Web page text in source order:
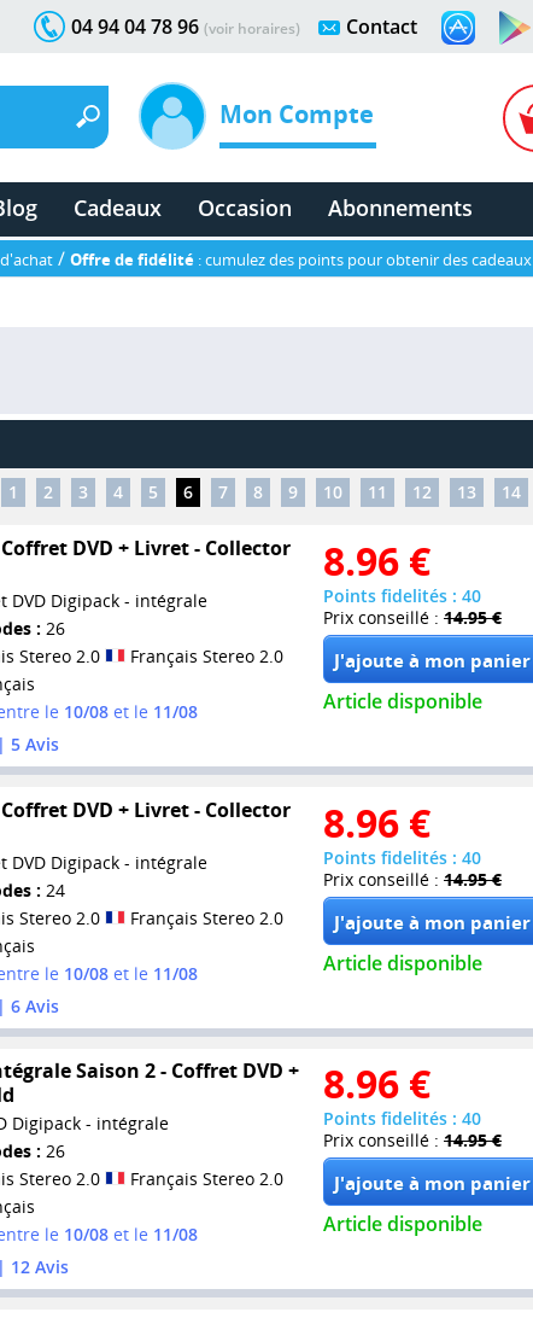
Contact
04 94 04 78 96 (voir horaires)
Mon Compte
Cadeaux Occasion Abonnements
/ Offre de fidélité : cumulez des points pour obtenir des cadeaux
1 2 3 4 5 6 7 8 9 10 11 12 13 14
DVD + Livret - Collector
DVD Digipack - intégrale
: 26
Stereo 2.0
Français Stereo 2.0
le 10/08et le 11/08
5Avis
8.96 €
Points fidelités : 40
Prix conseillé : 14.95 €
Article disponible
DVD + Livret - Collector
DVD Digipack - intégrale
: 24
Stereo 2.0
Français Stereo 2.0
le 10/08et le 11/08
6Avis
8.96 €
Points fidelités : 40
Prix conseillé : 14.95 €
Article disponible
Saison 2 - Coffret DVD +
Digipack - intégrale
: 26
Stereo 2.0
Français Stereo 2.0
le 10/08et le 11/08
12Avis
8.96 €
Points fidelités : 40
Prix conseillé : 14.95 €
Article disponible